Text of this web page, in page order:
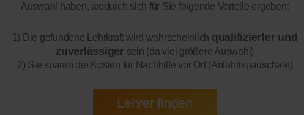
Auswahl haben, wodurch sich für Sie folgende Vorteile ergeben:
1) Die gefundene Lehrkraft wird wahrscheinlich qualifizierter und
zuverlässigersein (da viel größere Auswahl)
2) Sie sparen die Kosten für Nachhilfe vor Ort (Anfahrtspauschale)